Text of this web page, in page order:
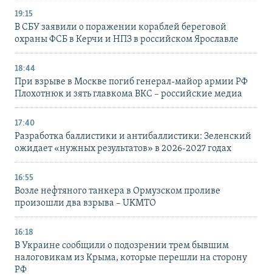
19:15
В СБУ заявили о поражении кораблей береговой
охраны ФСБ в Керчи и НПЗ в российском Ярославле
18:44
При взрыве в Москве погиб генерал-майор армии РФ
Плохотнюк и зять главкома ВКС – российские медиа
17:40
Разработка баллистики и антибаллистики: Зеленский
ожидает «нужных результатов» в 2026-2027 годах
16:55
Возле нефтяного танкера в Ормузском проливе
произошли два взрыва – UKMTO
16:18
В Украине сообщили о подозрении трем бывшим
налоговикам из Крыма, которые перешли на сторону
РФ